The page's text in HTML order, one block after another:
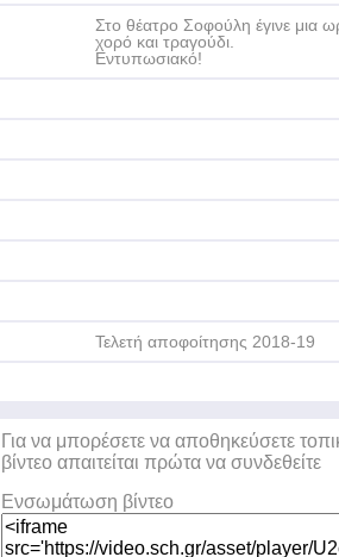
Στο θέατρο Σοφούλη έγινε μια
χορό και τραγούδι.
Εντυπωσιακό!
Τελετή αποφοίτησης 2018-19
Για να μπορέσετε να αποθηκεύσετε
βίντεο απαιτείται πρώτα να συνδεθείτε
Ενσωμάτωση βίντεο